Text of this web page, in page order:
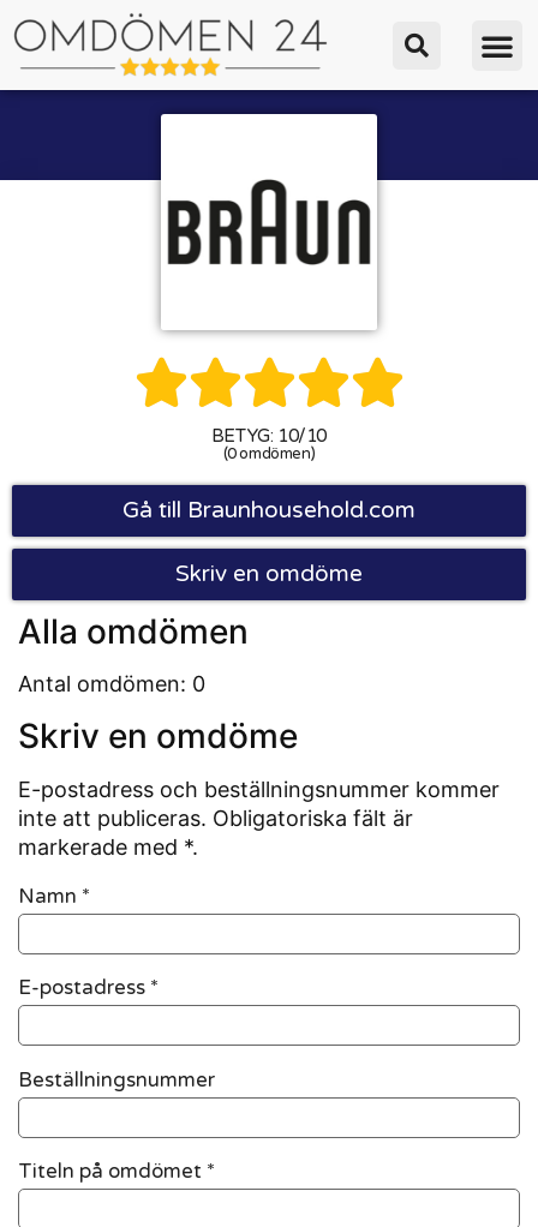

BETYG: 10/10
(0 omdömen)
Gå till Braunhousehold.com
Skriv en omdöme
Alla omdömen
Antal omdömen: 0
Skriv en omdöme
E-postadress och beställningsnummer kommer
inte att publiceras. Obligatoriska fält är
markerade med *.
Namn *
E-postadress *
Beställningsnummer
Titeln på omdömet *